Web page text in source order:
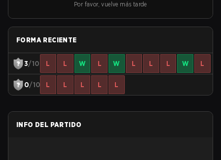
Por favor, vuelve más tarde
FORMA RECIENTE
3/10 L L W L W L L L W L
0/10 L L L L L
INFO DEL PARTIDO